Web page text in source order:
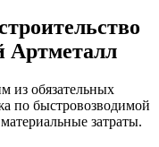
Артметалл
из обязательных
по быстровозводимой
затраты.